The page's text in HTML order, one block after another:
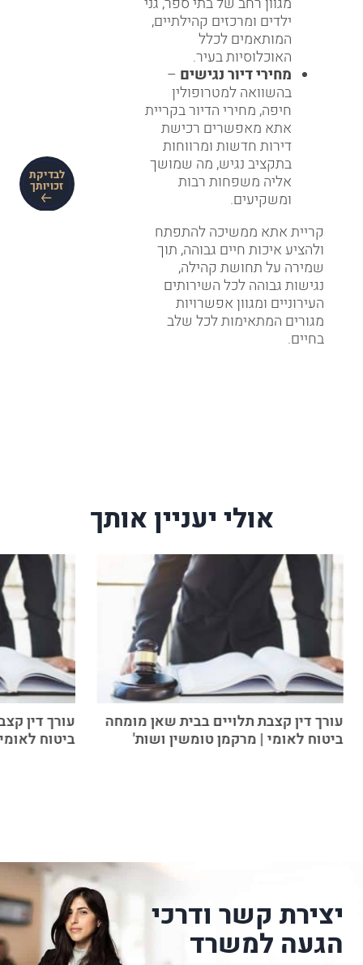
ילדים ומרכזים קהילתיים,
המותאמים לכלל
האוכלוסיות בעיר.
מחירי דיור נגישים –
בהשוואה למטרופולין
חיפה, מחירי הדיור בקריית
אתא מאפשרים רכישת
דירות חדשות ומרווחות
בתקציב נגיש, מה שמושך
אליה משפחות רבות
ומשקיעים.
קריית אתא ממשיכה להתפתח
ולהציע איכות חיים גבוהה, תוך
שמירה על תחושת קהילה,
נגישות גבוהה לכל השירותים
העירוניים ומגוון אפשרויות
מגורים המתאימות לכל שלב
בחיים.
אולי יעניין אותך
עורך דין קצבת תלויים בבית שאן מומחה
ביטוח לאומי | מרקמן טומשין ושות'
עורך דין
ביטוח
לבדיקת
זכויותך
יצירת קשר ודרכי
הגעה למשרד